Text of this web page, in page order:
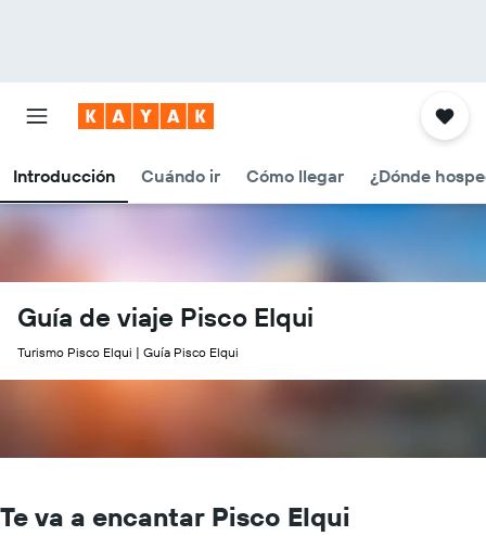
Introducción Cuándo ir Cómo llegar ¿Dónde
Guía de viaje Pisco Elqui
Turismo Pisco Elqui | Guía Pisco Elqui
Te va a encantar Pisco Elqui